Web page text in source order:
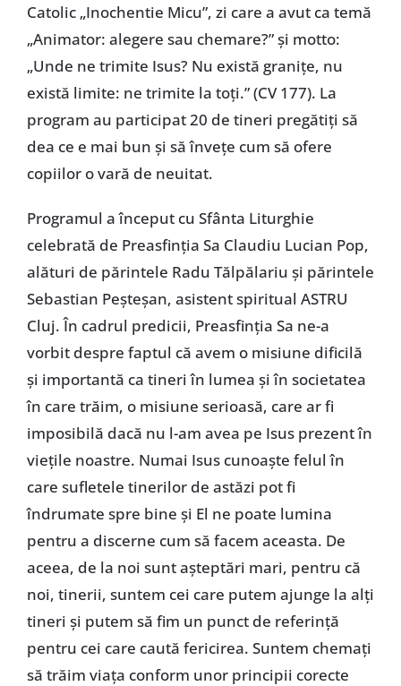
Catolic „Inochentie Micu”, zi care a avut ca temă
„Animator: alegere sau chemare?” și motto:
„Unde ne trimite Isus? Nu există granițe, nu
există limite: ne trimite la toți.” (CV 177). La
program au participat 20 de tineri pregătiți să
dea ce e mai bun și să învețe cum să ofere
copiilor o vară de neuitat.
Programul a început cu Sfânta Liturghie
celebrată de Preasfinția Sa Claudiu Lucian Pop,
alături de părintele Radu Tălpălariu și părintele
Sebastian Peșteșan, asistent spiritual ASTRU
Cluj. În cadrul predicii, Preasfinția Sa ne-a
vorbit despre faptul că avem o misiune dificilă
și importantă ca tineri în lumea și în societatea
în care trăim, o misiune serioasă, care ar fi
imposibilă dacă nu l-am avea pe Isus prezent în
viețile noastre. Numai Isus cunoaște felul în
care sufletele tinerilor de astăzi pot fi
îndrumate spre bine și El ne poate lumina
pentru a discerne cum să facem aceasta. De
aceea, de la noi sunt așteptări mari, pentru că
noi, tinerii, suntem cei care putem ajunge la alți
tineri și putem să fim un punct de referință
pentru cei care caută fericirea. Suntem chemați
să trăim viața conform unor principii corecte